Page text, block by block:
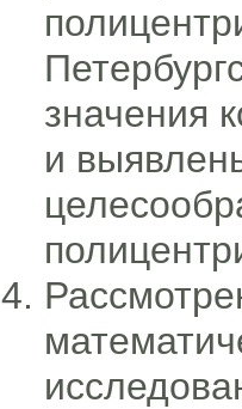
значения
и